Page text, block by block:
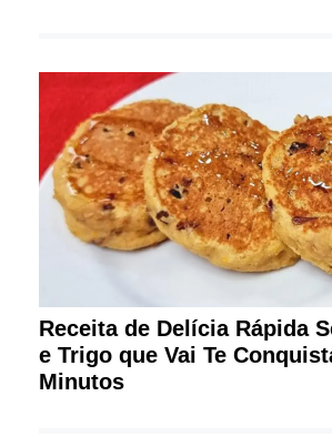
Receita de Delícia Rápida
e Trigo que Vai Te
Minutos